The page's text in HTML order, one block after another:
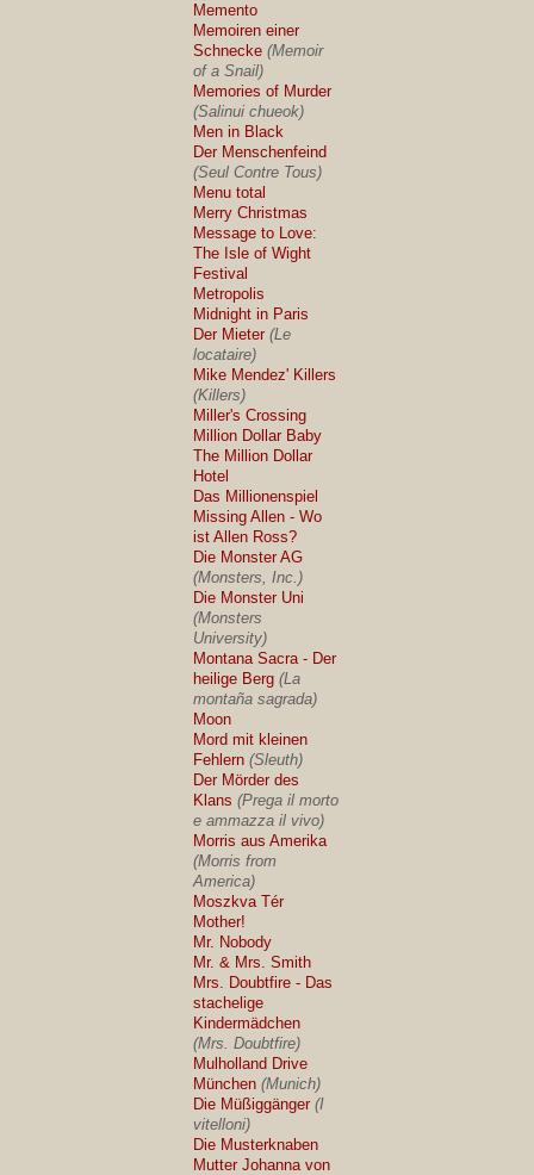
Memento
Memoiren einer
Schnecke (Memoir
of a Snail)
Memories of Murder
(Salinui chueok)
Men in Black
Der Menschenfeind
(Seul Contre Tous)
Menu total
Merry Christmas
Message to Love:
The Isle of Wight
Festival
Metropolis
Midnight in Paris
Der Mieter (Le
locataire)
Mike Mendez' Killers
(Killers)
Miller's Crossing
Million Dollar Baby
The Million Dollar
Hotel
Das Millionenspiel
Missing Allen - Wo
ist Allen Ross?
Die Monster AG
(Monsters, Inc.)
Die Monster Uni
(Monsters
University)
Montana Sacra - Der
heilige Berg (La
montaña sagrada)
Moon
Mord mit kleinen
Fehlern (Sleuth)
Der Mörder des
Klans (Prega il morto
e ammazza il vivo)
Morris aus Amerika
(Morris from
America)
Moszkva Tér
Mother!
Mr. Nobody
Mr. & Mrs. Smith
Mrs. Doubtfire - Das
stachelige
Kindermädchen
(Mrs. Doubtfire)
Mulholland Drive
München (Munich)
Die Müßiggänger (I
vitelloni)
Die Musterknaben
Mutter Johanna von